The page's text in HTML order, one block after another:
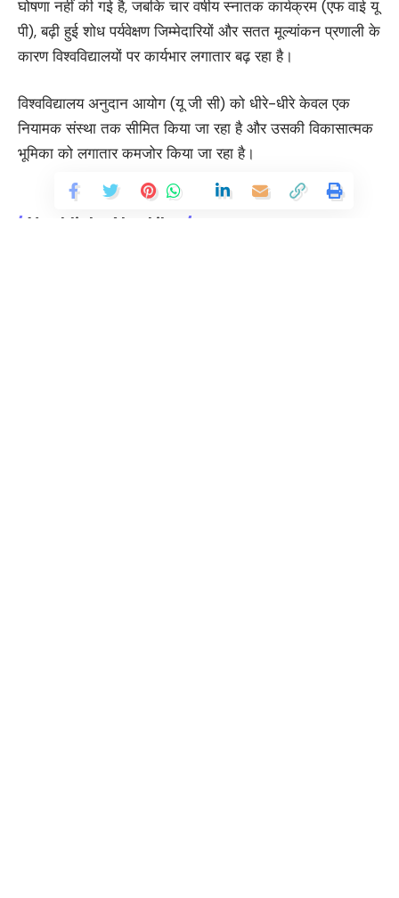
घोषणा नहीं की गई है, जबकि चार वर्षीय स्नातक कार्यक्रम (एफ वाई यू
पी), बढ़ी हुई शोध पर्यवेक्षण जिम्मेदारियों और सतत मूल्यांकन प्रणाली के
कारण विश्वविद्यालयों पर कार्यभार लगातार बढ़ रहा है।
विश्वविद्यालय अनुदान आयोग (यू जी सी) को धीरे-धीरे केवल एक
नियामक संस्था तक सीमित किया जा रहा है और उसकी विकासात्मक
भूमिका को लगातार कमजोर किया जा रहा है।
You Might Also Like